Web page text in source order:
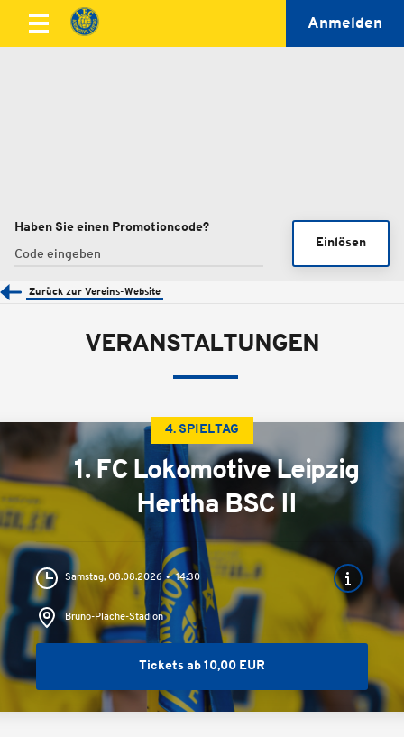
Anmelden
Haben Sie einen Promotioncode?
Einlösen
Zurück zur Vereins-Website
VERANSTALTUNGEN
4. SPIELTAG
1. FC Lokomotive Leipzig
Hertha BSC II
Samstag, 08.08.2026 14:30
Bruno-Plache-Stadion
Tickets ab 10,00 EUR